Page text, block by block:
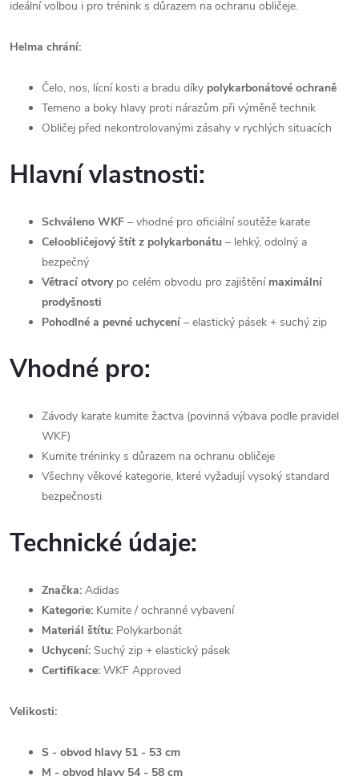
ideální volbou i pro trénink s důrazem na ochranu obličeje.
Helma chrání:
Čelo, nos, lícní kosti a bradu díky polykarbonátové ochraně
Temeno a boky hlavy proti nárazům při výměně technik
Obličej před nekontrolovanými zásahy v rychlých situacích
Hlavní vlastnosti:
Schváleno WKF – vhodné pro oficiální soutěže karate
Celoobličejový štít z polykarbonátu – lehký, odolný a
bezpečný
Větrací otvorypo celém obvodu pro zajištění maximální
prodyšnosti
Pohodlné a pevné uchycení – elastický pásek + suchý zip
Vhodné pro:
Závody karate kumite žactva (povinná výbava podle pravidel
WKF)
Kumite tréninky s důrazem na ochranu obličeje
Všechny věkové kategorie, které vyžadují vysoký standard
bezpečnosti
Technické údaje:
Značka: Adidas
Kategorie: Kumite / ochranné vybavení
Materiál štítu: Polykarbonát
Uchycení: Suchý zip + elastický pásek
Certifikace: WKF Approved
Velikosti:
S - obvod hlavy 51 - 53 cm
M - obvod hlavy 54 - 58 cm